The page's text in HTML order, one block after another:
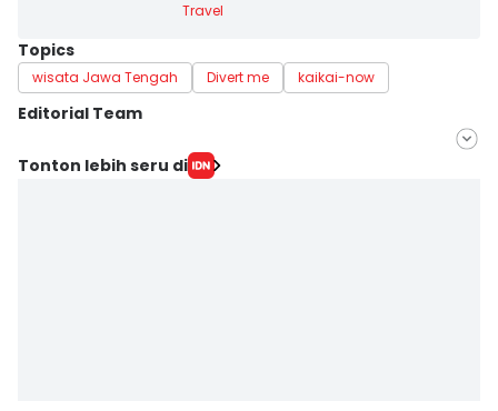
Travel
Topics
wisata Jawa Tengah Divert me kaikai-now
Editorial Team
Editor
Tonton lebih seru di